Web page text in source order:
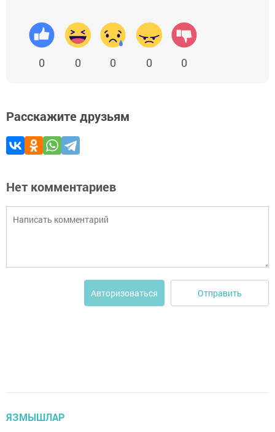
0 0 0 0 0
Расскажите друзьям
Нет комментариев
Авторизоваться Отправить
ЯЗМЫШЛАР